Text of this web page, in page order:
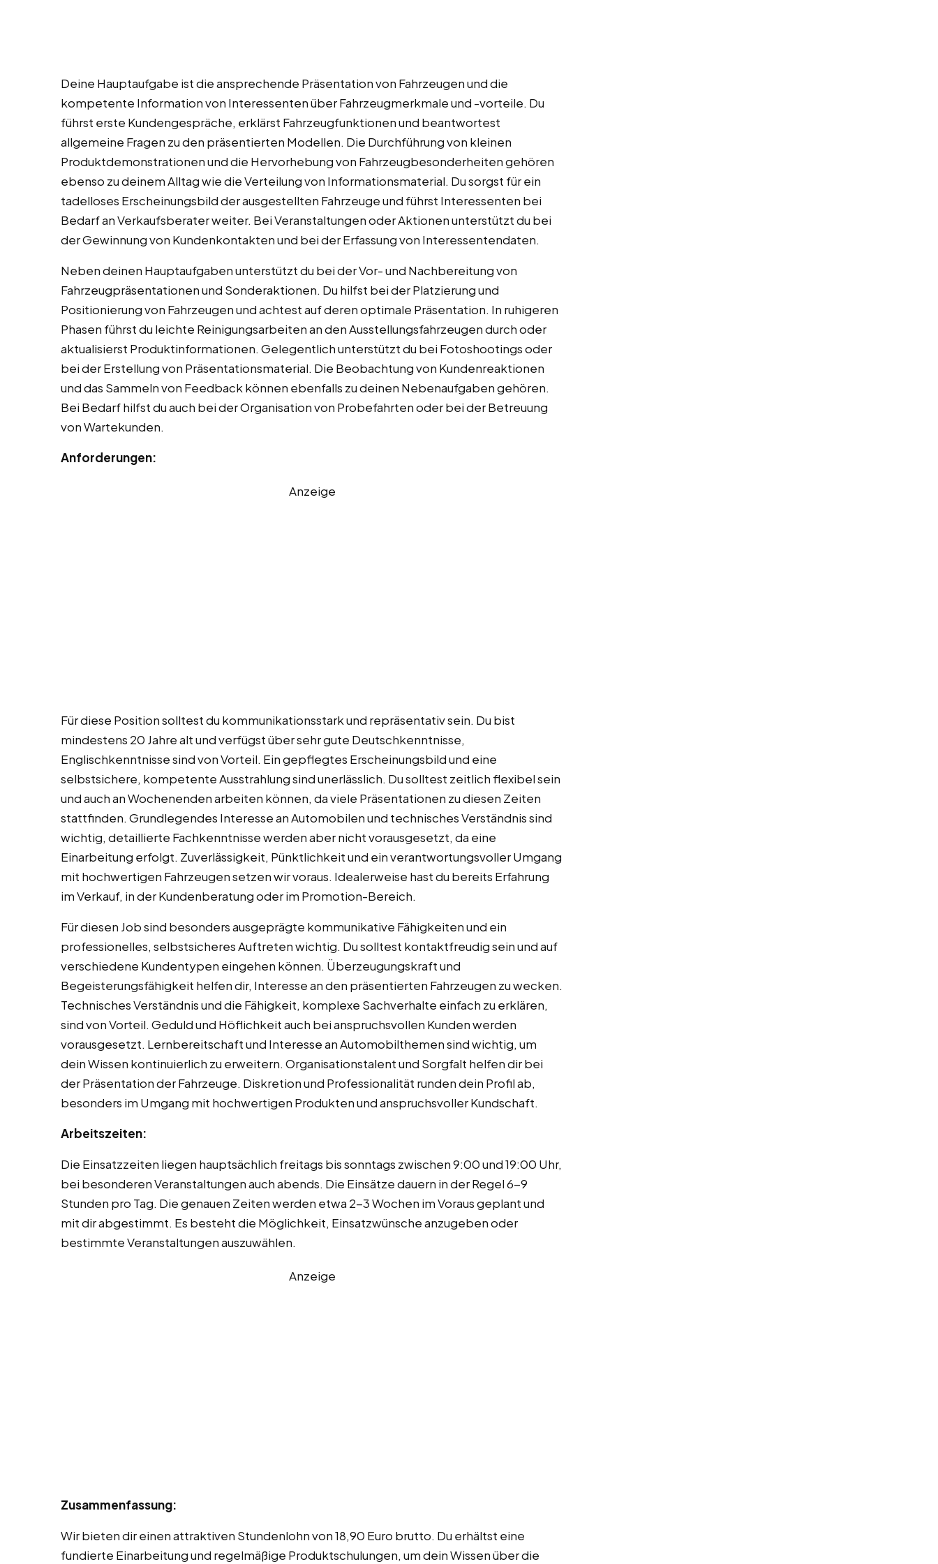
Deine Hauptaufgabe ist die ansprechende Präsentation von Fahrzeugen und die
kompetente Information von Interessenten über Fahrzeugmerkmale und -vorteile. Du
führst erste Kundengespräche, erklärst Fahrzeugfunktionen und beantwortest
allgemeine Fragen zu den präsentierten Modellen. Die Durchführung von kleinen
Produktdemonstrationen und die Hervorhebung von Fahrzeugbesonderheiten gehören
ebenso zu deinem Alltag wie die Verteilung von Informationsmaterial. Du sorgst für ein
tadelloses Erscheinungsbild der ausgestellten Fahrzeuge und führst Interessenten bei
Bedarf an Verkaufsberater weiter. Bei Veranstaltungen oder Aktionen unterstützt du bei
der Gewinnung von Kundenkontakten und bei der Erfassung von Interessentendaten.
Neben deinen Hauptaufgaben unterstützt du bei der Vor- und Nachbereitung von
Fahrzeugpräsentationen und Sonderaktionen. Du hilfst bei der Platzierung und
Positionierung von Fahrzeugen und achtest auf deren optimale Präsentation. In ruhigeren
Phasen führst du leichte Reinigungsarbeiten an den Ausstellungsfahrzeugen durch oder
aktualisierst Produktinformationen. Gelegentlich unterstützt du bei Fotoshootings oder
bei der Erstellung von Präsentationsmaterial. Die Beobachtung von Kundenreaktionen
und das Sammeln von Feedback können ebenfalls zu deinen Nebenaufgaben gehören.
Bei Bedarf hilfst du auch bei der Organisation von Probefahrten oder bei der Betreuung
von Wartekunden.
Anforderungen:
Anzeige
Für diese Position solltest du kommunikationsstark und repräsentativ sein. Du bist
mindestens 20 Jahre alt und verfügst über sehr gute Deutschkenntnisse,
Englischkenntnisse sind von Vorteil. Ein gepflegtes Erscheinungsbild und eine
selbstsichere, kompetente Ausstrahlung sind unerlässlich. Du solltest zeitlich flexibel sein
und auch an Wochenenden arbeiten können, da viele Präsentationen zu diesen Zeiten
stattfinden. Grundlegendes Interesse an Automobilen und technisches Verständnis sind
wichtig, detaillierte Fachkenntnisse werden aber nicht vorausgesetzt, da eine
Einarbeitung erfolgt. Zuverlässigkeit, Pünktlichkeit und ein verantwortungsvoller Umgang
mit hochwertigen Fahrzeugen setzen wir voraus. Idealerweise hast du bereits Erfahrung
im Verkauf, in der Kundenberatung oder im Promotion-Bereich.
Für diesen Job sind besonders ausgeprägte kommunikative Fähigkeiten und ein
professionelles, selbstsicheres Auftreten wichtig. Du solltest kontaktfreudig sein und auf
verschiedene Kundentypen eingehen können. Überzeugungskraft und
Begeisterungsfähigkeit helfen dir, Interesse an den präsentierten Fahrzeugen zu wecken.
Technisches Verständnis und die Fähigkeit, komplexe Sachverhalte einfach zu erklären,
sind von Vorteil. Geduld und Höflichkeit auch bei anspruchsvollen Kunden werden
vorausgesetzt. Lernbereitschaft und Interesse an Automobilthemen sind wichtig, um
dein Wissen kontinuierlich zu erweitern. Organisationstalent und Sorgfalt helfen dir bei
der Präsentation der Fahrzeuge. Diskretion und Professionalität runden dein Profil ab,
besonders im Umgang mit hochwertigen Produkten und anspruchsvoller Kundschaft.
Arbeitszeiten:
Die Einsatzzeiten liegen hauptsächlich freitags bis sonntags zwischen 9:00 und 19:00 Uhr,
bei besonderen Veranstaltungen auch abends. Die Einsätze dauern in der Regel 6-9
Stunden pro Tag. Die genauen Zeiten werden etwa 2-3 Wochen im Voraus geplant und
mit dir abgestimmt. Es besteht die Möglichkeit, Einsatzwünsche anzugeben oder
bestimmte Veranstaltungen auszuwählen.
Anzeige
Zusammenfassung:
Wir bieten dir einen attraktiven Stundenlohn von 18,90 Euro brutto. Du erhältst eine
fundierte Einarbeitung und regelmäßige Produktschulungen, um dein Wissen über die